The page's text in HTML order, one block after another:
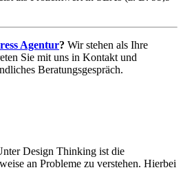
Agentur? Wir stehen als Ihre
Sie mit uns in Kontakt und
Beratungsgespräch.
Design Thinking ist die
an Probleme zu verstehen. Hierbei